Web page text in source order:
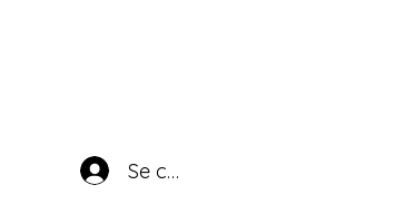
Se connecter